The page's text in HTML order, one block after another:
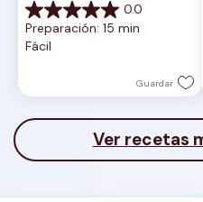
0.0
0.0
de
5
Preparación: 15 min
Fácil
Guardar
Ver recetas